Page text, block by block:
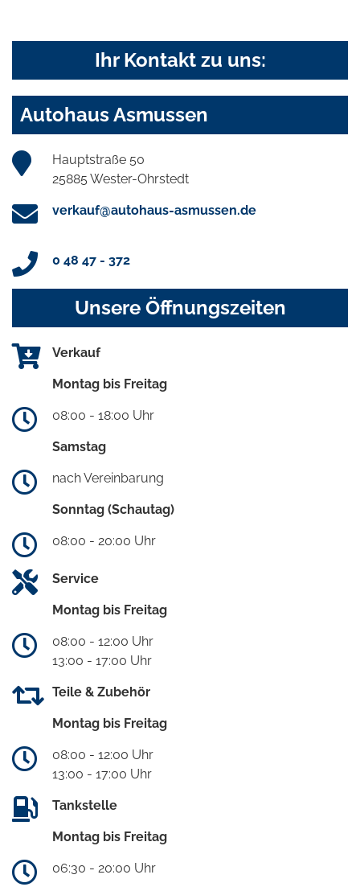
Ihr Kontakt zu uns:
Autohaus Asmussen
Hauptstraße 50
25885 Wester-Ohrstedt
verkauf@autohaus-asmussen.de
0 48 47 - 372
Unsere Öffnungszeiten
Verkauf
Montag bis Freitag
08:00 - 18:00 Uhr
Samstag
nach Vereinbarung
Sonntag (Schautag)
08:00 - 20:00 Uhr
Service
Montag bis Freitag
08:00 - 12:00 Uhr
13:00 - 17:00 Uhr
Teile & Zubehör
Montag bis Freitag
08:00 - 12:00 Uhr
13:00 - 17:00 Uhr
Tankstelle
Montag bis Freitag
06:30 - 20:00 Uhr